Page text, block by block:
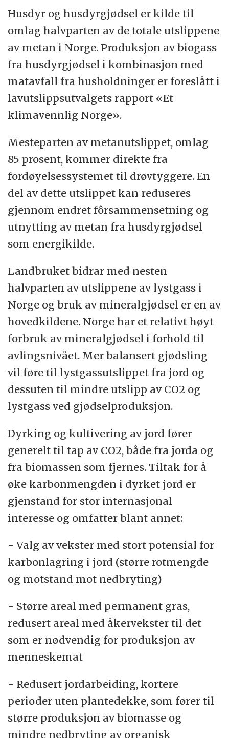
Husdyr og husdyrgjødsel er kilde til
omlag halvparten av de totale utslippene
av metan i Norge. Produksjon av biogass
fra husdyrgjødsel i kombinasjon med
matavfall fra husholdninger er foreslått i
lavutslippsutvalgets rapport «Et
klimavennlig Norge».
Mesteparten av metanutslippet, omlag
85 prosent, kommer direkte fra
fordøyelsessystemet til drøvtyggere. En
del av dette utslippet kan reduseres
gjennom endret fôrsammensetning og
utnytting av metan fra husdyrgjødsel
som energikilde.
Landbruket bidrar med nesten
halvparten av utslippene av lystgass i
Norge og bruk av mineralgjødsel er en av
hovedkildene. Norge har et relativt høyt
forbruk av mineralgjødsel i forhold til
avlingsnivået. Mer balansert gjødsling
vil føre til lystgassutslippet fra jord og
dessuten til mindre utslipp av CO2 og
lystgass ved gjødselproduksjon.
Dyrking og kultivering av jord fører
generelt til tap av CO2, både fra jorda og
fra biomassen som fjernes. Tiltak for å
øke karbonmengden i dyrket jord er
gjenstand for stor internasjonal
interesse og omfatter blant annet:
- Valg av vekster med stort potensial for
karbonlagring i jord (større rotmengde
og motstand mot nedbryting)
- Større areal med permanent gras,
redusert areal med åkervekster til det
som er nødvendig for produksjon av
menneskemat
- Redusert jordarbeiding, kortere
perioder uten plantedekke, som fører til
større produksjon av biomasse og
mindre nedbryting av organisk